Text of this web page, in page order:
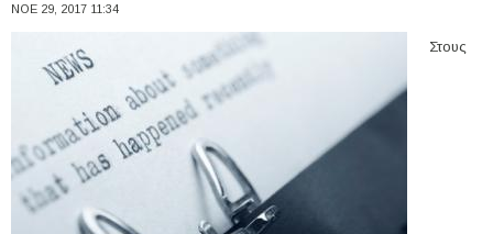
ΝΟΕ 29, 2017 11:34
Στους